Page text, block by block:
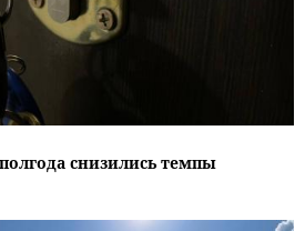
снизились темпы